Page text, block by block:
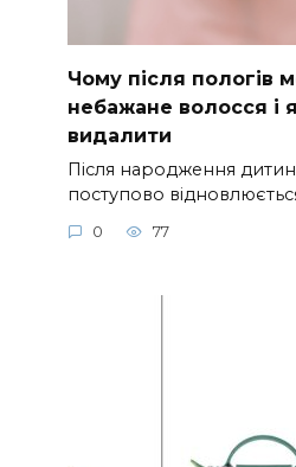
Чому після пологів
небажане волосся і
видалити
Після народження
поступово
0 77